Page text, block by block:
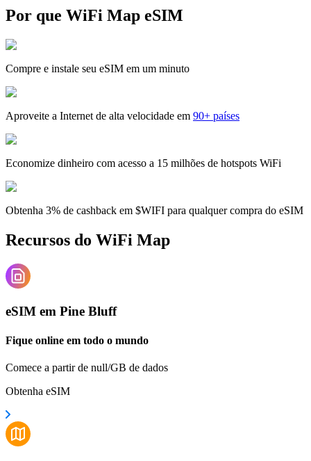
Por que WiFi Map eSIM
Compre e instale seu eSIM em um minuto
Aproveite a Internet de alta velocidade em 90+ países
Economize dinheiro com acesso a 15 milhões de hotspots WiFi
Obtenha 3% de cashback em $WIFI para qualquer compra do eSIM
Recursos do WiFi Map
eSIM em Pine Bluff
Fique online em todo o mundo
Comece a partir de null/GB de dados
Obtenha eSIM